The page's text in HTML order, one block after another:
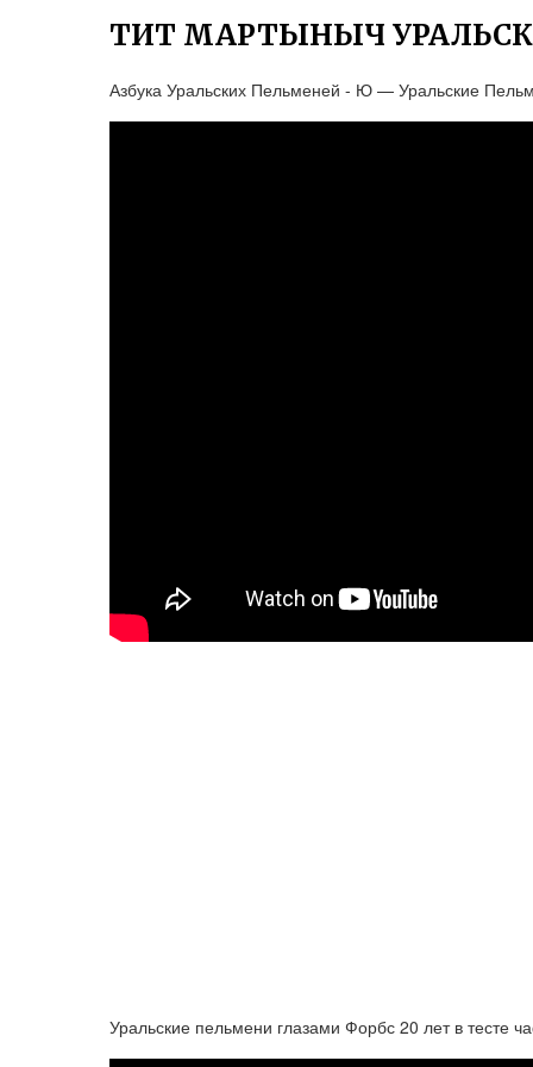
ТИТ МАРТЫНЫЧ
Азбука Уральских Пельменей - Ю — Уральские
Уральские пельмени глазами Форбс 20 лет в тесте